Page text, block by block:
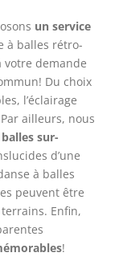
un service
à balles rétro-
votre demande
Du choix
l’éclairage
ailleurs, nous
sur-
d’une
à balles
peuvent être
Enfin,
!